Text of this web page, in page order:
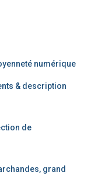
numérique
& description
de
grand